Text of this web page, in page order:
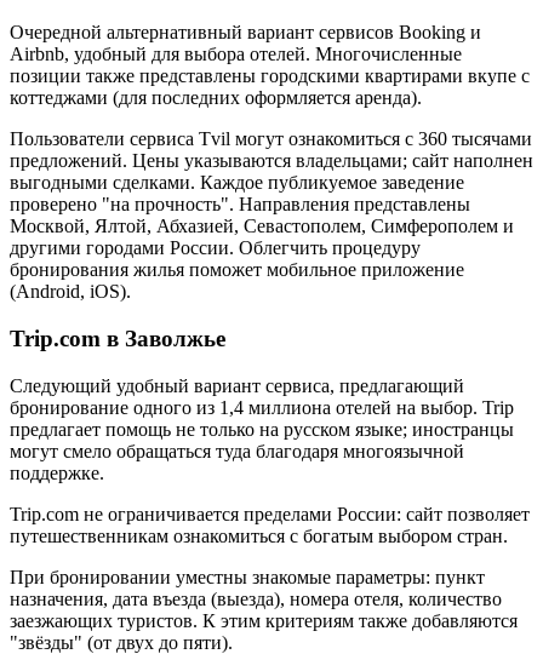
Очередной альтернативный вариант сервисов Booking и
Airbnb, удобный для выбора отелей. Многочисленные
позиции также представлены городскими квартирами вкупе с
коттеджами (для последних оформляется аренда).
Пользователи сервиса Tvil могут ознакомиться с 360 тысячами
предложений. Цены указываются владельцами; сайт наполнен
выгодными сделками. Каждое публикуемое заведение
проверено "на прочность". Направления представлены
Москвой, Ялтой, Абхазией, Севастополем, Симферополем и
другими городами России. Облегчить процедуру
бронирования жилья поможет мобильное приложение
(Android, iOS).
Trip.com в Заволжье
Следующий удобный вариант сервиса, предлагающий
бронирование одного из 1,4 миллиона отелей на выбор. Trip
предлагает помощь не только на русском языке; иностранцы
могут смело обращаться туда благодаря многоязычной
поддержке.
Trip.com не ограничивается пределами России: сайт позволяет
путешественникам ознакомиться с богатым выбором стран.
При бронировании уместны знакомые параметры: пункт
назначения, дата въезда (выезда), номера отеля, количество
заезжающих туристов. К этим критериям также добавляются
"звёзды" (от двух до пяти).